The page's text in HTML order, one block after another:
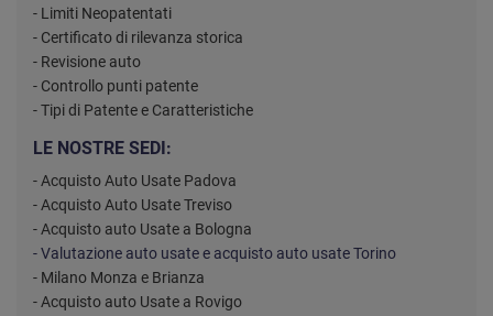
- Limiti Neopatentati
- Certificato di rilevanza storica
- Revisione auto
- Controllo punti patente
- Tipi di Patente e Caratteristiche
LE NOSTRE SEDI:
- Acquisto Auto Usate Padova
- Acquisto Auto Usate Treviso
- Acquisto auto Usate a Bologna
- Valutazione auto usate e acquisto auto usate Torino
- Milano Monza e Brianza
- Acquisto auto Usate a Rovigo